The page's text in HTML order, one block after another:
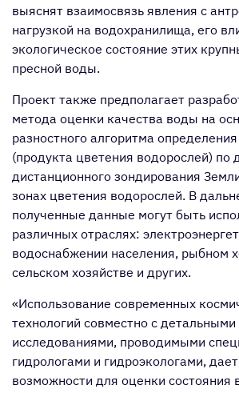
выяснят взаимосвязь явления с
нагрузкой на водохранилища, его
экологическое состояние этих
пресной воды.
Проект также предполагает
метода оценки качества воды на
разностного алгоритма
(продукта цветения водорослей) по
дистанционного зондирования
зонах цветения водорослей. В
полученные данные могут быть
различных отраслях:
водоснабжении населения, рыбном
сельском хозяйстве и других.
«Использование современных
технологий совместно с
исследованиями, проводимыми
гидрологами и гидроэкологами,
возможности для оценки состояния